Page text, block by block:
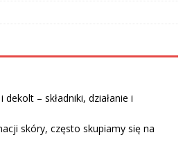
dekolt – składniki, działanie i
skóry, często skupiamy się na